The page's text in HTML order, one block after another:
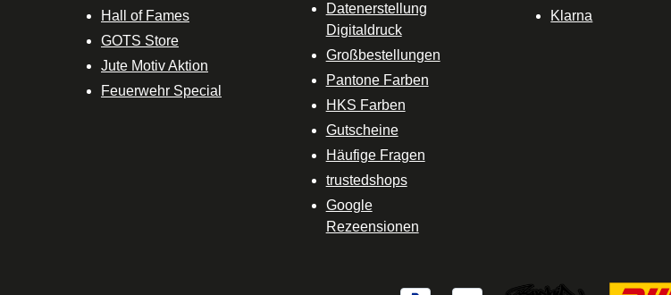
Hall of Fames
GOTS Store
Jute Motiv Aktion
Feuerwehr Special
Datenerstellung
Digitaldruck
Großbestellungen
Pantone Farben
HKS Farben
Gutscheine
Häufige Fragen
trustedshops
Google
Rezeensionen
Klarna